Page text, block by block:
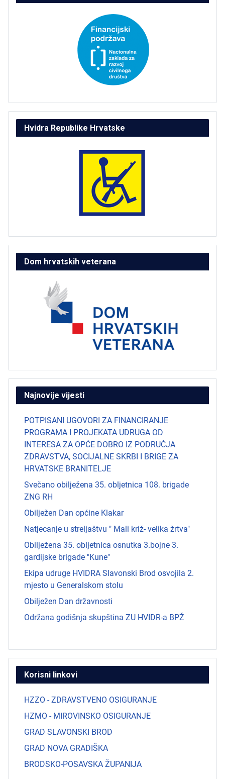
Hvidra Republike Hrvatske
Dom hrvatskih veterana
Najnovije vijesti
POTPISANI UGOVORI ZA FINANCIRANJE
PROGRAMA I PROJEKATA UDRUGA OD
INTERESA ZA OPĆE DOBRO IZ PODRUČJA
ZDRAVSTVA, SOCIJALNE SKRBI I BRIGE ZA
HRVATSKE BRANITELJE
Svečano obilježena 35. obljetnica 108. brigade
ZNG RH
Obilježen Dan općine Klakar
Natjecanje u streljaštvu " Mali križ- velika žrtva"
Obilježena 35. obljetnica osnutka 3.bojne 3.
gardijske brigade "Kune"
Ekipa udruge HVIDRA Slavonski Brod osvojila 2.
mjesto u Generalskom stolu
Obilježen Dan državnosti
Održana godišnja skupština ZU HVIDR-a BPŽ
Korisni linkovi
HZZO - ZDRAVSTVENO OSIGURANJE
HZMO - MIROVINSKO OSIGURANJE
GRAD SLAVONSKI BROD
GRAD NOVA GRADIŠKA
BRODSKO-POSAVSKA ŽUPANIJA